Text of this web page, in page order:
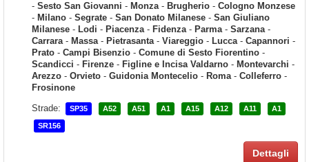
- Sesto San Giovanni - Monza- Brugherio - Cologno Monzese
- Milano - Segrate - San Donato Milanese - San Giuliano
Milanese - Lodi - Piacenza- Fidenza- Parma- Sarzana-
Carrara- Massa- Pietrasanta- Viareggio - Lucca- Capannori -
Prato - Campi Bisenzio - Comune di Sesto Fiorentino -
Scandicci - Firenze - Figline e Incisa Valdarno - Montevarchi -
Arezzo - Orvieto - Guidonia Montecelio - Roma- Colleferro -
Frosinone
Strade:
SP35 A52 A51 A1 A15 A12 A11 A1
SR156
Dettagli